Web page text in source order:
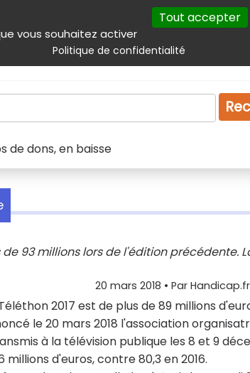
vous souhaitez activer
Tout accepter
Politique de confidentialité
Autres services Plan
& services Emploi Droit
de dons, en baisse
93 millions lors de l'édition précédente.
20 mars 2018 • Par
2017 est de plus de 89 millions
le 20 mars 2018 l'association
à la télévision publique les 8 et 9
millions d'euros, contre 80,3 en 2016.